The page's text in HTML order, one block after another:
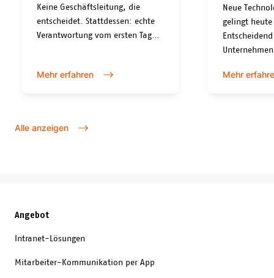
Keine Geschäftsleitung, die
entscheidet. Stattdessen: echte
Verantwortung vom ersten Tag
Bewerbungsgespräch, sondern
Mehr erfahren
Neue
gelingt
auch künftig
Mehr
Alle anzeigen
Angebot
Intranet-Lösungen
Mitarbeiter-Kommunikation per App